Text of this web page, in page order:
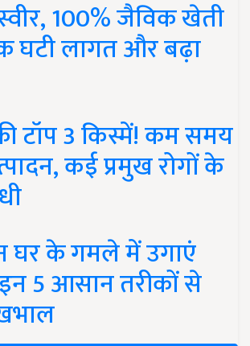
100% जैविक खेती
घटी लागत और बढ़ा
टॉप 3 किस्में! कम समय
कई प्रमुख रोगों के
घर के गमले में उगाएं
5 आसान तरीकों से